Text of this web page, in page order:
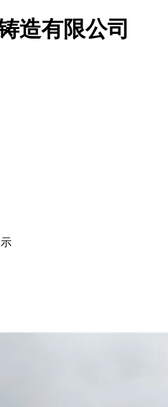
造有限公司